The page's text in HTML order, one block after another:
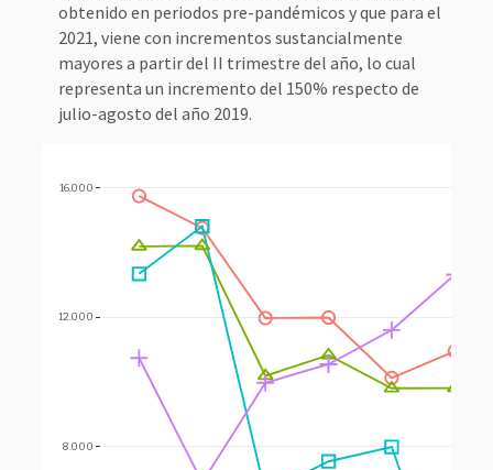
obtenido en periodos pre-pandémicos y que para el
2021, viene con incrementos sustancialmente
mayores a partir del II trimestre del año, lo cual
representa un incremento del 150% respecto de
julio-agosto del año 2019.
8.000
12.000
16.000